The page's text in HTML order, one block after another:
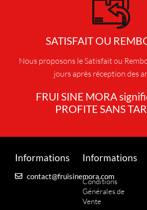
r
v
a
a
t
L
e
s
SATISFAIT OU
Nous proposons le Satisfait ou
jours après réception des
FRUI SINE MORA
PROFITE SANS
Informations
contact@fruisinemora.com
Informations
Conditions
Générales de
Vente